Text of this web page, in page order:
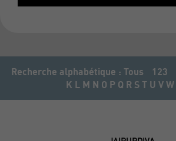
Recherche alphabétique : Tous 123
K L M N O P Q R S T U V W